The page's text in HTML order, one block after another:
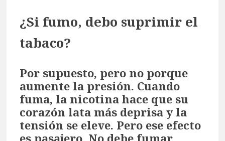
¿Si fumo, debo suprimir el
tabaco?
Por supuesto, pero no porque
aumente la presión. Cuando
fuma, la nicotina hace que su
corazón lata más deprisa y la
tensión se eleve. Pero ese efecto